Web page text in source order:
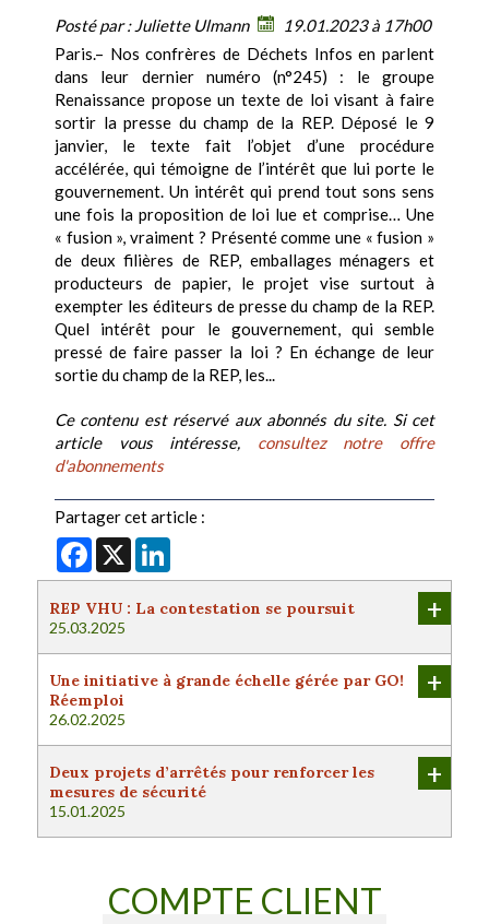
Posté par :Juliette Ulmann
19.01.2023 à 17h00
Paris.– Nos confrères de Déchets Infos en parlent
dans leur dernier numéro (n°245) : le groupe
Renaissance propose un texte de loi visant à faire
sortir la presse du champ de la REP. Déposé le 9
janvier, le texte fait l’objet d’une procédure
accélérée, qui témoigne de l’intérêt que lui porte le
gouvernement. Un intérêt qui prend tout sons sens
une fois la proposition de loi lue et comprise… Une
« fusion », vraiment ? Présenté comme une « fusion »
de deux filières de REP, emballages ménagers et
producteurs de papier, le projet vise surtout à
exempter les éditeurs de presse du champ de la REP.
Quel intérêt pour le gouvernement, qui semble
pressé de faire passer la loi ? En échange de leur
sortie du champ de la REP, les...
Ce contenu est réservé aux abonnés du site. Si cet
article vous intéresse, consultez notre offre
d'abonnements
Partager cet article :
Facebook
X
REP VHU : La contestation se poursuit
25.03.2025
+
Une initiative à grande échelle gérée par GO!
Réemploi
26.02.2025
+
Deux projets d’arrêtés pour renforcer les
mesures de sécurité
15.01.2025
+
COMPTE CLIENT